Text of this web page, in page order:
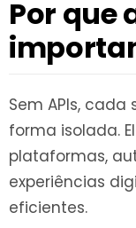
Por que
Sem APIs,
forma isolada.
plataformas,
experiências
eficientes.